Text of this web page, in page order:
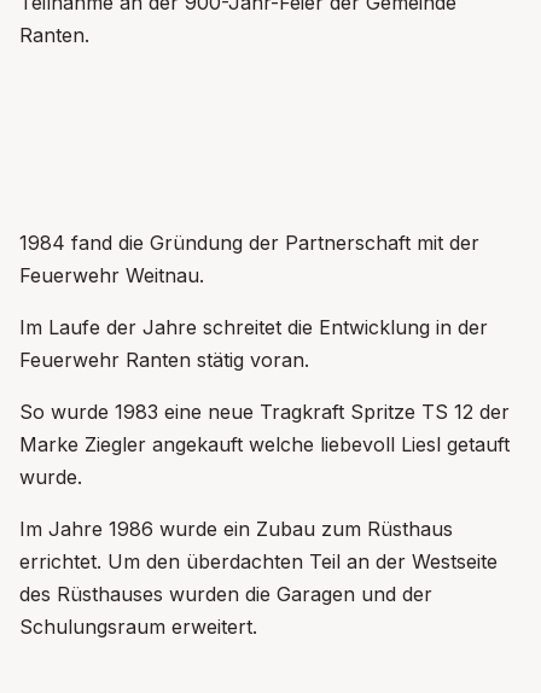
Ranten.
1984 fand die Gründung der Partnerschaft mit der
Feuerwehr Weitnau.
Im Laufe der Jahre schreitet die Entwicklung in der
Feuerwehr Ranten stätig voran.
So wurde 1983 eine neue Tragkraft Spritze TS 12 der
Marke Ziegler angekauft welche liebevoll Liesl getauft
wurde.
Im Jahre 1986 wurde ein Zubau zum Rüsthaus
errichtet. Um den überdachten Teil an der Westseite
des Rüsthauses wurden die Garagen und der
Schulungsraum erweitert.